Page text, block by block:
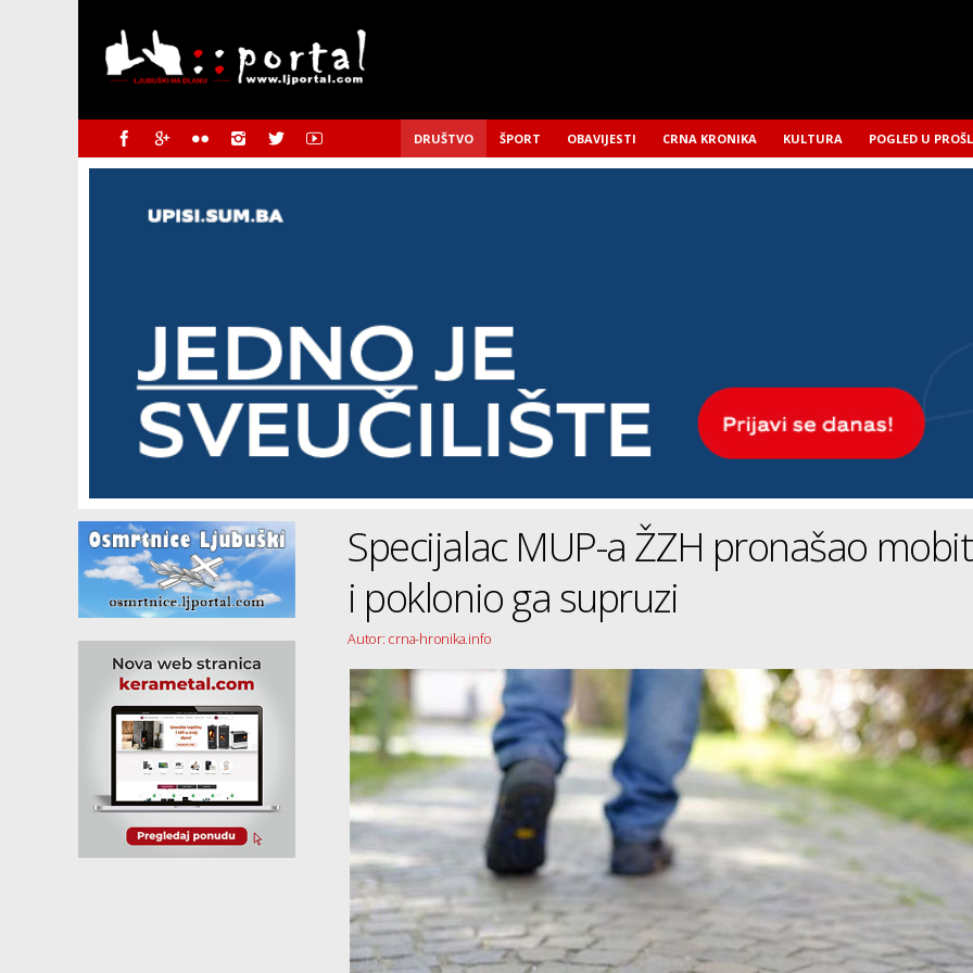
DRUŠTVO ŠPORT OBAVIJESTI CRNA KRONIKA KULTURA POGLED U
Specijalac MUP-a ŽZH pronašao
i poklonio ga supruzi
Autor: crna-hronika.info